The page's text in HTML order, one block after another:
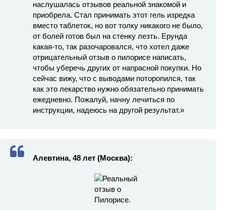
наслушалась отзывов реальной знакомой и
приобрела. Стал принимать этот гель изредка
вместо таблеток, но вот толку никакого не было,
от болей готов был на стенку лезть. Ерунда
какая-то, так разочаровался, что хотел даже
отрицательный отзыв о пилорисе написать,
чтобы уберечь других от напрасной покупки. Но
сейчас вижу, что с выводами поторопился, так
как это лекарство нужно обязательно принимать
ежедневно. Пожалуй, начну лечиться по
инструкции, надеюсь на другой результат.»
Алевтина, 48 лет (Москва):